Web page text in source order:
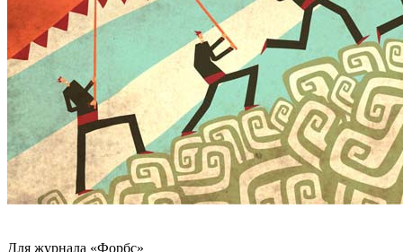
Для журнала «Форбс»